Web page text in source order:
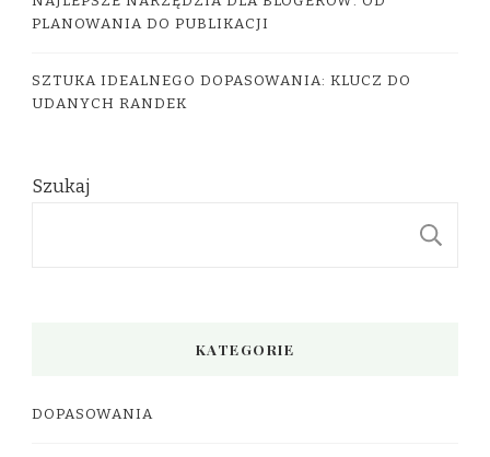
PLANOWANIA DO PUBLIKACJI
SZTUKA IDEALNEGO DOPASOWANIA: KLUCZ DO
UDANYCH RANDEK
Szukaj
KATEGORIE
DOPASOWANIA